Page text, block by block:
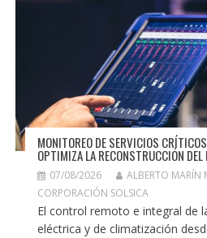
MONITOREO DE SERVICIOS
OPTIMIZA LA RECONSTRUCCIÓN DEL
07/08/2026
ALBERTO MARÍN
CORPORACIÓN SOLSICA
El control remoto e integral de
eléctrica y de climatización